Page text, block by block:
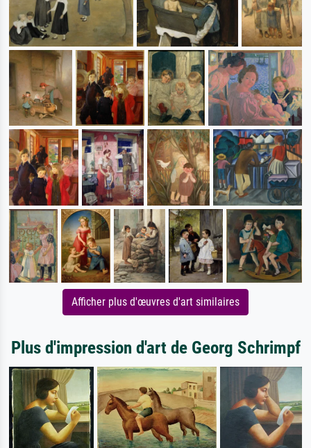
Afficher plus d'œuvres d'art similaires
Plus d'impression d'art de Georg Schrimpf